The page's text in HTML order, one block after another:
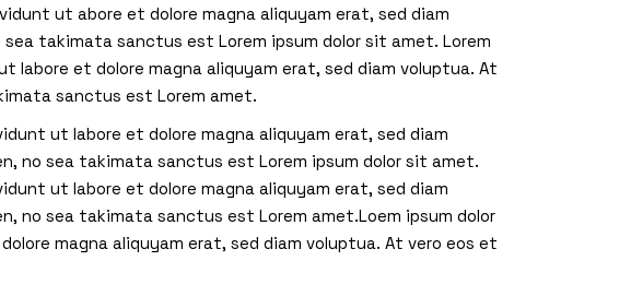
ut abore et dolore magna aliquyam erat, sed diam
takimata sanctus est Lorem ipsum dolor sit amet. Lorem
et dolore magna aliquyam erat, sed diam voluptua. At
sanctus est Lorem amet.
ut labore et dolore magna aliquyam erat, sed diam
no sea takimata sanctus est Lorem ipsum dolor sit amet.
ut labore et dolore magna aliquyam erat, sed diam
no sea takimata sanctus est Lorem amet.Loem ipsum dolor
magna aliquyam erat, sed diam voluptua. At vero eos et